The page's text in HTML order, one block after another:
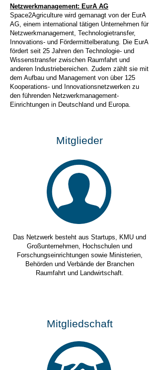
Netzwerkmanagement: EurA AG
Space2Agriculture wird gemanagt von der EurA
AG, einem international tätigen Unternehmen für
Netzwerkmanagement, Technologietransfer,
Innovations- und Fördermittelberatung. Die EurA
fördert seit 25 Jahren den Technologie- und
Wissenstransfer zwischen Raumfahrt und
anderen Industriebereichen. Zudem zählt sie mit
dem Aufbau und Management von über 125
Kooperations- und Innovationsnetzwerken zu
den führenden Netzwerkmanagement-
Einrichtungen in Deutschland und Europa.
Mitglieder
Das Netzwerk besteht aus Startups, KMU und
Großunternehmen, Hochschulen und
Forschungseinrichtungen sowie Ministerien,
Behörden und Verbände der Branchen
Raumfahrt und Landwirtschaft.
Mitgliedschaft